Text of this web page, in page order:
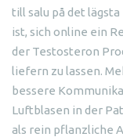
till salu på det
ist, sich online ein
der Testosteron
liefern zu lassen.
bessere
Luftblasen in der
als rein pflanzliche